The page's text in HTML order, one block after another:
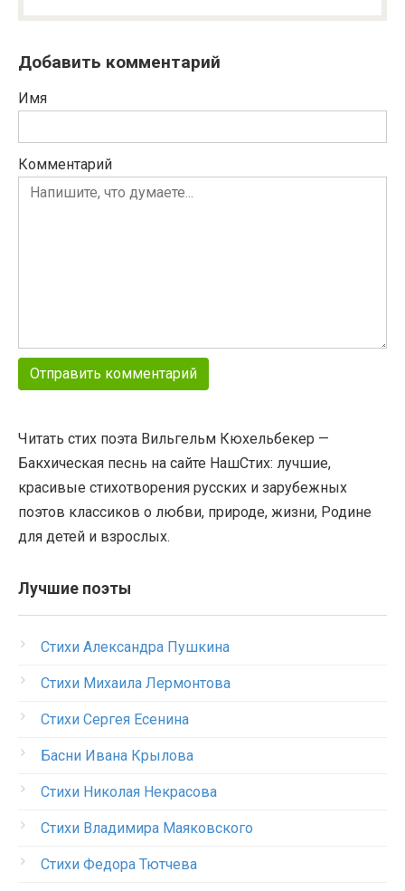
Добавить комментарий
Имя
Комментарий
Читать стих поэта Вильгельм Кюхельбекер —
Бакхическая песнь на сайте НашСтих: лучшие,
красивые стихотворения русских и зарубежных
поэтов классиков о любви, природе, жизни, Родине
для детей и взрослых.
Лучшие поэты
Стихи Александра Пушкина
Стихи Михаила Лермонтова
Стихи Сергея Есенина
Басни Ивана Крылова
Стихи Николая Некрасова
Стихи Владимира Маяковского
Стихи Федора Тютчева